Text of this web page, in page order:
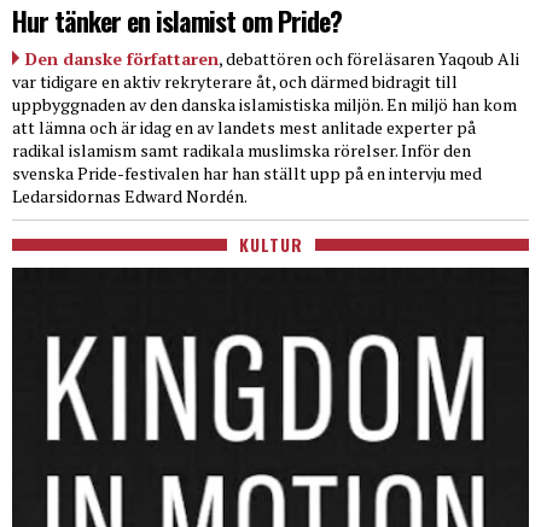
Hur tänker en islamist om Pride?
Den danske författaren, debattören och föreläsaren Yaqoub Ali
var tidigare en aktiv rekryterare åt, och därmed bidragit till
uppbyggnaden av den danska islamistiska miljön. En miljö han kom
att lämna och är idag en av landets mest anlitade experter på
radikal islamism samt radikala muslimska rörelser. Inför den
svenska Pride-festivalen har han ställt upp på en intervju med
Ledarsidornas Edward Nordén.
KULTUR